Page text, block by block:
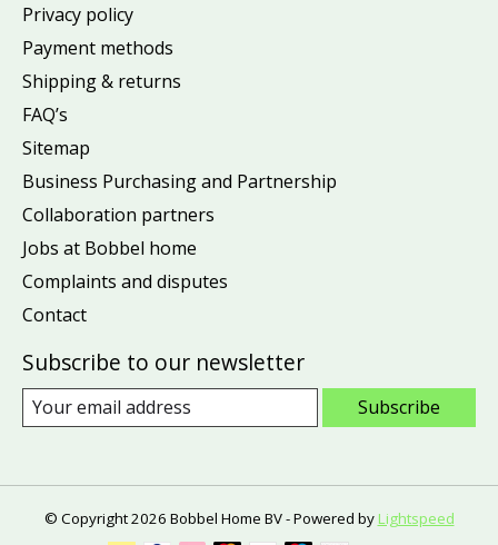
Privacy policy
Payment methods
Shipping & returns
FAQ’s
Sitemap
Business Purchasing and Partnership
Collaboration partners
Jobs at Bobbel home
Complaints and disputes
Contact
Subscribe to our newsletter
Subscribe
© Copyright 2026 Bobbel Home BV - Powered by Lightspeed